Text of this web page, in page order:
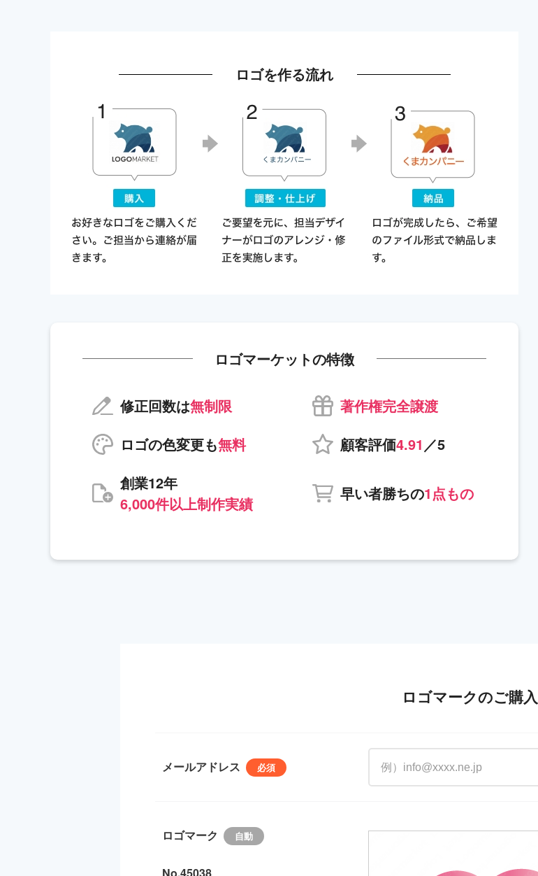
ロゴを作る流れ
ロゴマーケットの特徴
修正回数は無制限
著作権完全譲渡
ロゴの色変更も無料 顧客評価4.91 ／5
創業12年
6,000件以上制作実績
早い者勝ちの1点もの
ロゴマークのご購入
メールアドレス
ロゴマーク